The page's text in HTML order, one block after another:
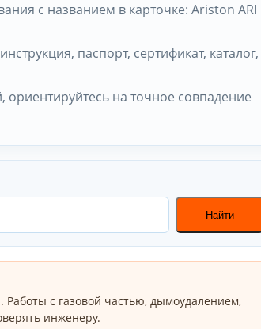
с названием в карточке: Ariston ARI
паспорт, сертификат, каталог,
на точное совпадение
Найти
с газовой частью, дымоудалением,
инженеру.